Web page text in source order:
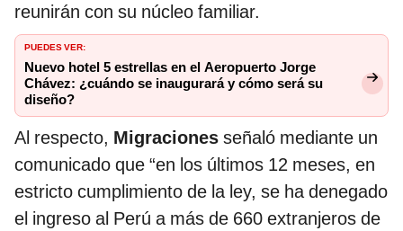
reunirán con su núcleo familiar.
PUEDES VER:
Nuevo hotel 5 estrellas en el Aeropuerto Jorge
Chávez: ¿cuándo se inaugurará y cómo será su
diseño?
Al respecto, Migraciones señaló mediante un
comunicado que “en los últimos 12 meses, en
estricto cumplimiento de la ley, se ha denegado
el ingreso al Perú a más de 660 extranjeros de